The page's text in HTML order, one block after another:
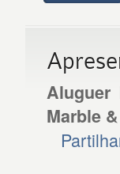
Aluguer
Marble